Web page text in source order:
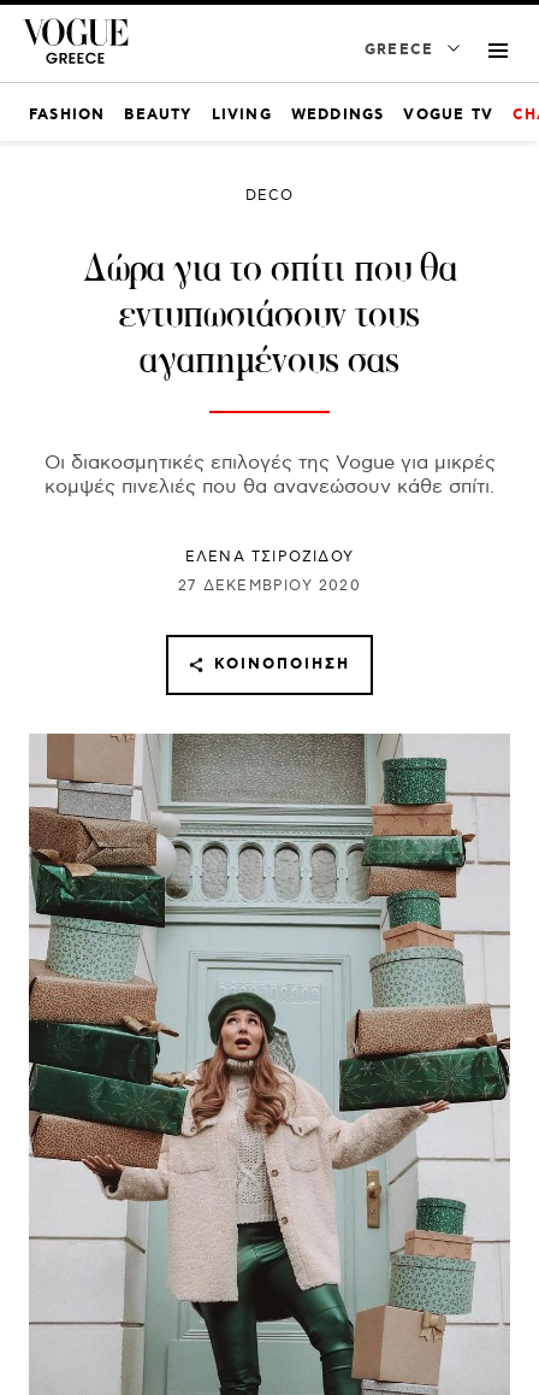
GREECE
FASHION BEAUTY LIVING WEDDINGS VOGUE TV
DECO
Δώρα για το σπίτι που θα
εντυπωσιάσουν τους
αγαπημένους σας
Οι διακοσμητικές επιλογές της Vogue για μικρές
κομψές πινελιές που θα ανανεώσουν κάθε σπίτι.
ΈΛΕΝΑ ΤΣΙΡΟΖΊΔΟΥ
27 ΔΕΚΕΜΒΡΊΟΥ 2020
ΚΟΙΝΟΠΟΊΗΣΗ